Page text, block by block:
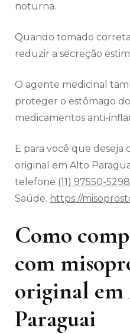
noturna.
Quando tomado
reduzir a secreção
O agente medicinal
proteger o estômago
medicamentos anti-
E para você que deseja
original em Alto
telefone (11) 97550-5298
Saúde. https://
Como
com
original
Paraguai